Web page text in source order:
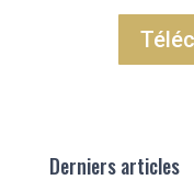
Derniers articles